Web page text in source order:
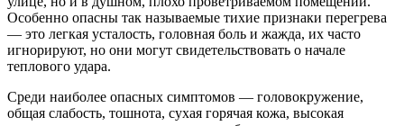
Особенно опасны так называемые тихие признаки перегрева
— это легкая усталость, головная боль и жажда, их часто
игнорируют, но они могут свидетельствовать о начале
теплового удара.
Среди наиболее опасных симп­томов — головокружение,
общая слабость, тошнота, сухая горячая кожа, высокая